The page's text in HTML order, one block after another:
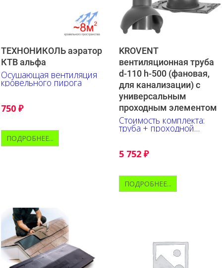
ТЕХНОНИКОЛЬ аэратор
КТВ альфа
Осушающая вентиляция
кровельного пирога
750 ₽
ПОДРОБНЕЕ...
KROVENT
вентиляционная труба
d-110 h-500 (фановая,
для канализации) с
универсальным
проходным элементом
Стоимость комплекта:
труба + проходной
5 752 ₽
ПОДРОБНЕЕ...